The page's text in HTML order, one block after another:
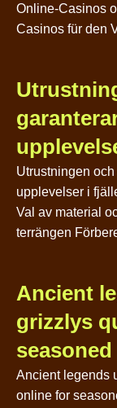
Online-Casinos
Casinos für den
Utrustningen
upplevelser i
Val av material
terrängen
Ancient
grizzlys
Ancient legends
online for